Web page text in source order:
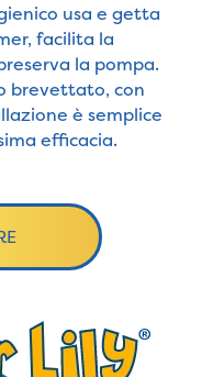
usa e getta
facilita la
la pompa.
brevettato, con
è semplice
efficacia.